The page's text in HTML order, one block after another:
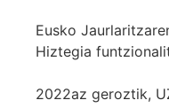
Eusko
Hiztegia
2022az geroztik,